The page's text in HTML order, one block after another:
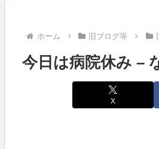
ホーム 旧ブログ等
今日は病院休み –
X